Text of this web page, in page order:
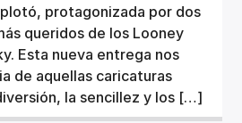
protagonizada por dos
queridos de los Looney
Esta nueva entrega nos
de aquellas caricaturas
la sencillez y los […]